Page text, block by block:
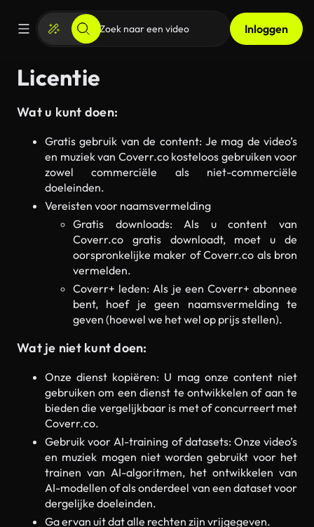
Inloggen
Licentie
Wat u kunt doen:
Gratis gebruik van de content: Je mag de video’s
en muziek van Coverr.co kosteloos gebruiken voor
zowel commerciële als niet-commerciële
doeleinden.
Vereisten voor naamsvermelding
Gratis downloads: Als u content van
Coverr.co gratis downloadt, moet u de
oorspronkelijke maker of Coverr.co als bron
vermelden.
Coverr+ leden: Als je een Coverr+ abonnee
bent, hoef je geen naamsvermelding te
geven (hoewel we het wel op prijs stellen).
Wat je niet kunt doen:
Onze dienst kopiëren: U mag onze content niet
gebruiken om een ​​dienst te ontwikkelen of aan te
bieden die vergelijkbaar is met of concurreert met
Coverr.co.
Gebruik voor AI-training of datasets: Onze video’s
en muziek mogen niet worden gebruikt voor het
trainen van AI-algoritmen, het ontwikkelen van
AI-modellen of als onderdeel van een dataset voor
dergelijke doeleinden.
Ga ervan uit dat alle rechten zijn vrijgegeven.